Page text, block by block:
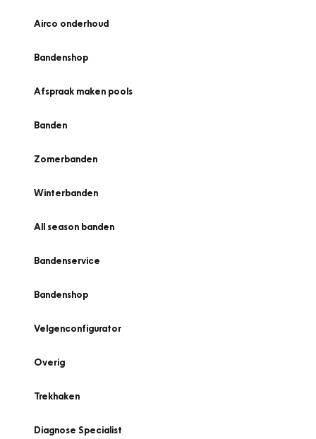
Airco onderhoud
Bandenshop
Afspraak maken pools
Banden
Zomerbanden
Winterbanden
All season banden
Bandenservice
Bandenshop
Velgenconfigurator
Overig
Trekhaken
Diagnose Specialist